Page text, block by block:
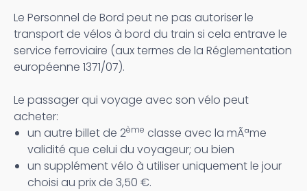
Le Personnel de Bord peut ne pas autoriser le
transport de vélos à bord du train si cela entrave le
service ferroviaire (aux termes de la Réglementation
européenne 1371/07).
Le passager qui voyage avec son vélo peut
acheter:
un autre billet de 2ème classe avec la mÃªme
validité que celui du voyageur; ou bien
un supplément vélo à utiliser uniquement le jour
choisi au prix de 3,50 €.